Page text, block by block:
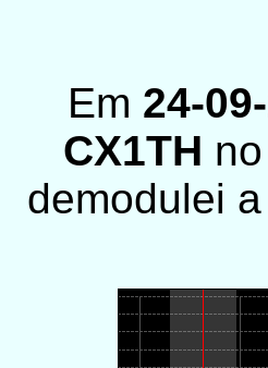
Em 24-
CX1TH
demodulei